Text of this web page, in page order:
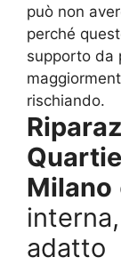
può non
perché
supporto da
rischiando.
Milano
adatto